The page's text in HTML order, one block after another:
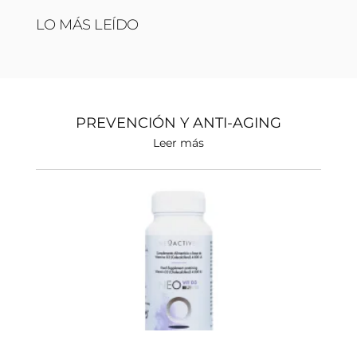
LO MÁS LEÍDO
PREVENCIÓN Y ANTI-AGING
Leer más